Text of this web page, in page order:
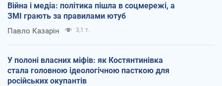
Війна і медіа: політика пішла в соцмережі, а
ЗМІ грають за правилами ютуб
Павло Казарін 3,1 т.
У полоні власних міфів: як Костянтинівка
стала головною ідеологічною пасткою для
російських окупантів